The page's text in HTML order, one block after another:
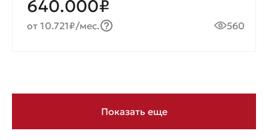
640.000₽
от 10.721₽/мес. 560
Показать еще